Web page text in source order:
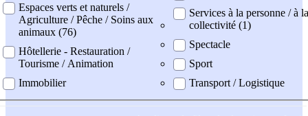
Espaces verts et naturels /
Agriculture / Pêche / Soins aux
animaux (76)
Hôtellerie - Restauration /
Tourisme / Animation
Immobilier
Services à la personne / à la
collectivité (1)
Spectacle
Sport
Transport / Logistique